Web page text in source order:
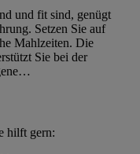
und fit sind, genügt
Setzen Sie auf
Mahlzeiten. Die
Sie bei der
hilft gern: